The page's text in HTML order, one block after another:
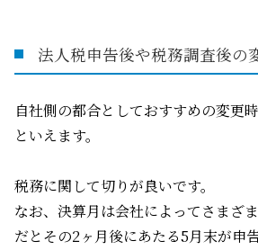
法人税申告後や税務調査後の
自社側の都合としておすすめの変更
といえます。
税務に関して切りが良いです。
なお、決算月は会社によってさまざま
だとその2ヶ月後にあたる5月末が申